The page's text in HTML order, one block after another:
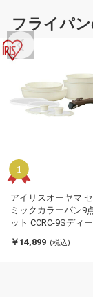
フライパ
アイリスオーヤマ
ミックカラーパン9
ット CCRC-9Sディー
カラーパン9点セット
￥14,899 (税込)